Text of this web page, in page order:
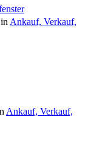
Ankauf, Verkauf,
Ankauf, Verkauf,